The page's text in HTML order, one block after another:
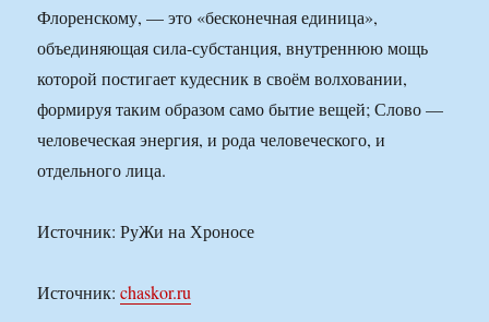
Флоренскому, — это «бесконечная единица»,
объединяющая сила-субстанция, внутреннюю мощь
которой постигает кудесник в своём волховании,
формируя таким образом само бытие вещей; Слово —
человеческая энергия, и рода человеческого, и
отдельного лица.
Источник: РуЖи на Хроносе
Источник:chaskor.ru